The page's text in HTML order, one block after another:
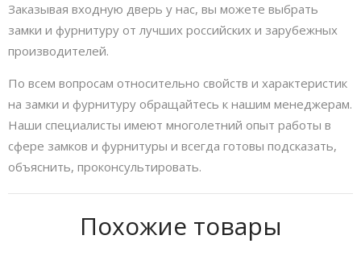
Заказывая входную дверь у нас, вы можете выбрать
замки и фурнитуру от лучших российских и зарубежных
производителей.
По всем вопросам относительно свойств и характеристик
на замки и фурнитуру обращайтесь к нашим менеджерам.
Наши специалисты имеют многолетний опыт работы в
сфере замков и фурнитуры и всегда готовы подсказать,
объяснить, проконсультировать.
Похожие товары